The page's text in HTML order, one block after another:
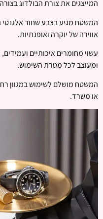
המייצגים את צורת הבולדוג
המשטח מגיע בצבע שחור אלגנטי
אווירה של יוקרה ואופנתיות.
עשוי מחומרים איכותיים
ומעוצב לכל מטרת השימוש.
המשטח מושלם לשימוש במגוון
או משרד.